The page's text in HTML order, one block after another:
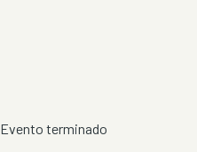
Evento terminado